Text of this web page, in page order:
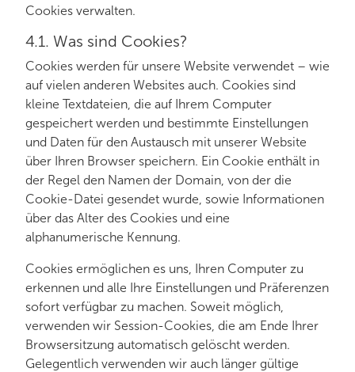
Cookies verwalten.
4.1. Was sind Cookies?
Cookies werden für unsere Website verwendet – wie
auf vielen anderen Websites auch. Cookies sind
kleine Textdateien, die auf Ihrem Computer
gespeichert werden und bestimmte Einstellungen
und Daten für den Austausch mit unserer Website
über Ihren Browser speichern. Ein Cookie enthält in
der Regel den Namen der Domain, von der die
Cookie-Datei gesendet wurde, sowie Informationen
über das Alter des Cookies und eine
alphanumerische Kennung.
Cookies ermöglichen es uns, Ihren Computer zu
erkennen und alle Ihre Einstellungen und Präferenzen
sofort verfügbar zu machen. Soweit möglich,
verwenden wir Session-Cookies, die am Ende Ihrer
Browsersitzung automatisch gelöscht werden.
Gelegentlich verwenden wir auch länger gültige